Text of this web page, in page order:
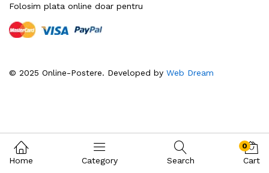
© 2025 Online-Postere. Developed by Web Dream
Folosim plata online doar pentru
Home Category Search
0
Cart